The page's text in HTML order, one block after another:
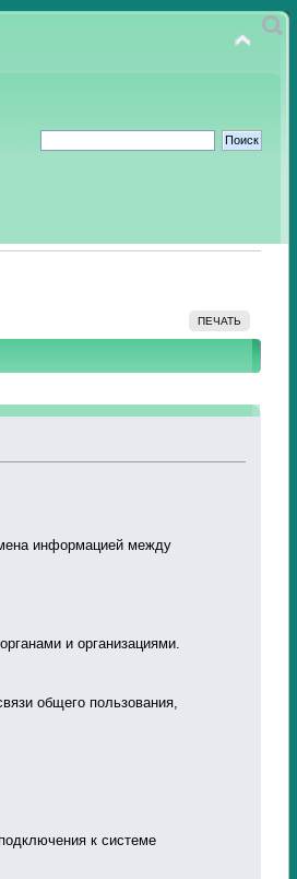
ПЕЧАТЬ
информацией между
и организациями.
общего пользования,
к системе